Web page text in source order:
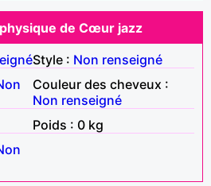
de Cœur jazz
Style : Non renseigné
Couleur des cheveux :
Non renseigné
Poids : 0 kg